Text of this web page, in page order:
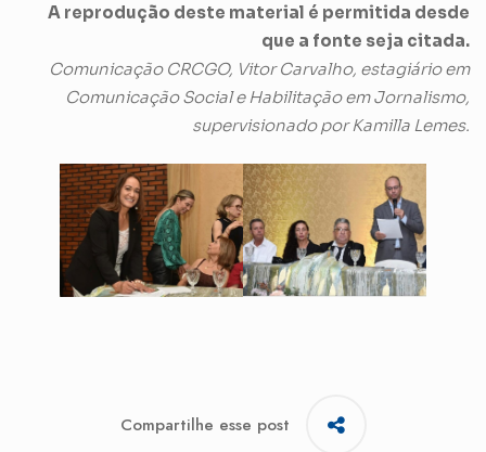
A reprodução deste material é permitida desde
que a fonte seja citada.
Comunicação CRCGO, Vitor Carvalho, estagiário em
Comunicação Social e Habilitação em Jornalismo,
supervisionado por Kamilla Lemes.
Compartilhe esse post